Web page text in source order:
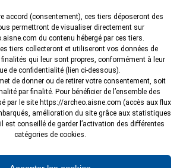
accord (consentement), ces tiers déposeront des
permettront de visualiser directement sur
du contenu hébergé par ces tiers.
tiers collecteront et utiliseront vos données de
qui leur sont propres, conformément à leur
de confidentialité (lien ci-dessous).
de donner ou de retirer votre consentement, soit
par finalité. Pour bénéficier de l’ensemble des
par le site https://archeo.aisne.com (accès aux flux
amélioration du site grâce aux statistiques
est conseillé de garder l’activation des différentes
catégories de cookies.
concerne des découvertes de l’âge du
éolien sur la commune de La Neuville-en-
Cette fouille a été réalisée en 2019
d’Antoine Ferrier, en partenariat avec le
de l’Aisne et la Cellule archéologique
le cadre du projet d’aménagement du parc
Faux ».